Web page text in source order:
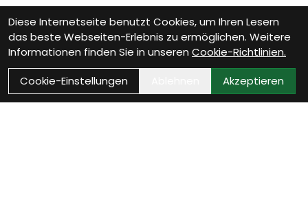
Diese Internetseite benutzt Cookies, um Ihren Lesern
das beste Webseiten-Erlebnis zu ermöglichen. Weitere
Informationen finden Sie in unseren Cookie-Richtlinien.
Cookie-Einstellungen
Akzeptieren